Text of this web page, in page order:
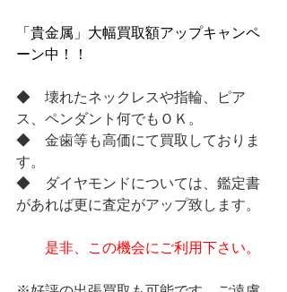
「貴金属」大幅買取額アップキャンペ
ーン中！！
◆　壊れたネックレスや指輪、ピア
ス、ペンダント何でもＯＫ。
◆　金歯等も高価にて買取しておりま
す。
◆　ダイヤモンドについては、鑑定書
があれば更に査定がアップ致します。
是非、この機会にご利用下さい。